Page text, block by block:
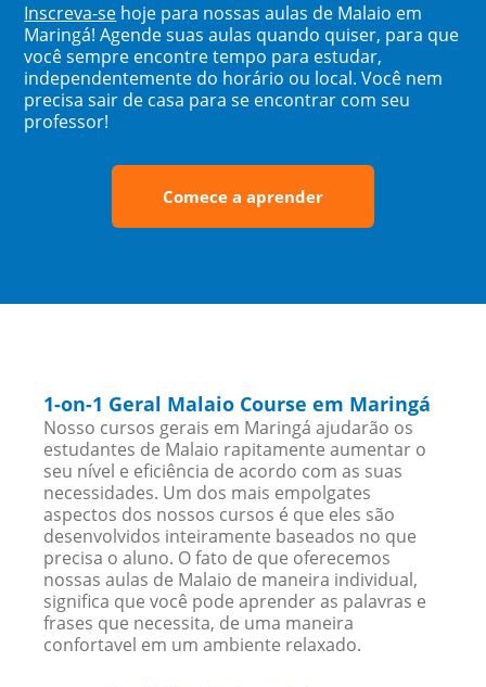
Inscreva-se hoje para nossas aulas de Malaio em
Maringá! Agende suas aulas quando quiser, para que
você sempre encontre tempo para estudar,
independentemente do horário ou local. Você nem
precisa sair de casa para se encontrar com seu
professor!
Comece a aprender
1-on-1 Geral Malaio Course em Maringá
Nosso cursos gerais em Maringá ajudarão os
estudantes de Malaio rapitamente aumentar o
seu nível e eficiência de acordo com as suas
necessidades. Um dos mais empolgates
aspectos dos nossos cursos é que eles são
desenvolvidos inteiramente baseados no que
precisa o aluno. O fato de que oferecemos
nossas aulas de Malaio de maneira individual,
significa que você pode aprender as palavras e
frases que necessita, de uma maneira
confortavel em um ambiente relaxado.